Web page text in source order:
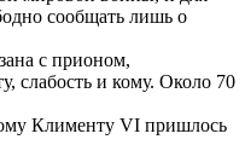
сообщать лишь о
с прионом,
слабость и кому. Около 70
Клименту VI пришлось